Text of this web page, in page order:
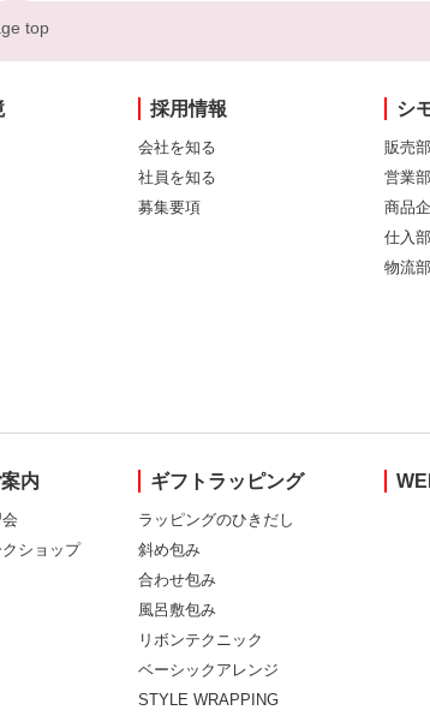
top
採用情報
会社を知る
社員を知る
募集要項
シ
販売
営業
商品
仕入
物流
内
ショップ
ギフトラッピング
ラッピングのひきだし
斜め包み
合わせ包み
風呂敷包み
リボンテクニック
ベーシックアレンジ
STYLE WRAPPING